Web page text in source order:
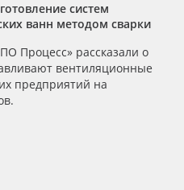
систем
ванн методом сварки
Процесс» рассказали о
вентиляционные
предприятий на